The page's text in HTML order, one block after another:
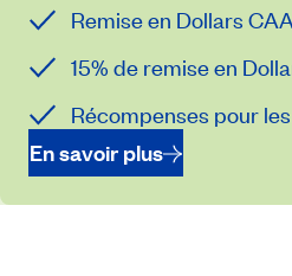
Remise en Dollars
15% de remise en
Récompenses pour
En savoir plus